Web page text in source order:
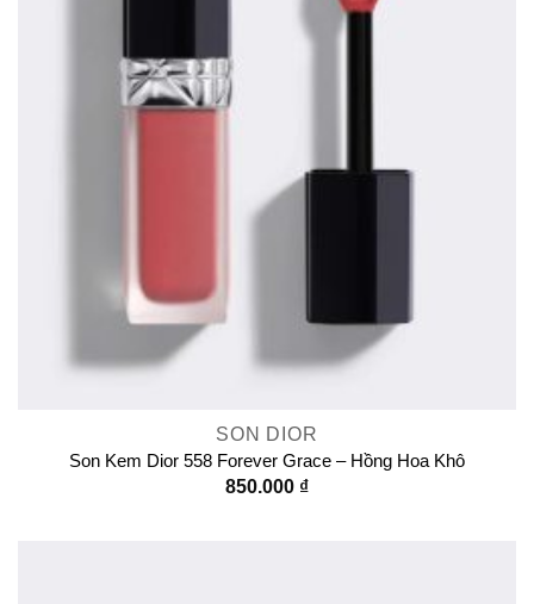
SON DIOR
Son Kem Dior 558 Forever Grace – Hồng Hoa Khô
850.000 ₫